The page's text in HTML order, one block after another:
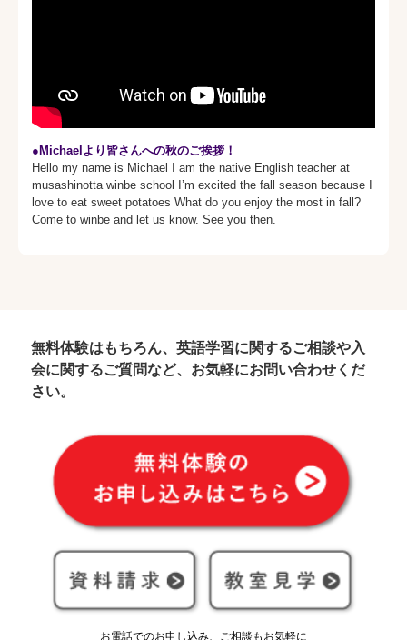
●Michaelより皆さんへの秋のご挨拶！
Hello my name is Michael I am the native English teacher at
musashinotta winbe school I’m excited the fall season because I
love to eat sweet potatoes What do you enjoy the most in fall?
Come to winbe and let us know. See you then.
無料体験はもちろん、英語学習に関するご相談や入
会に関するご質問など、お気軽にお問い合わせくだ
さい。
お電話でのお申し込み、ご相談もお気軽に